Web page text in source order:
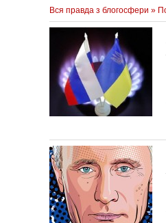
Вся правда з блогосфери »